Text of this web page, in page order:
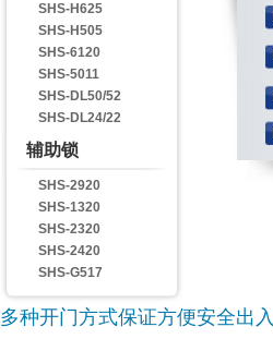
SHS-H625
SHS-H505
SHS-6120
SHS-5011
SHS-DL50/52
SHS-DL24/22
辅助锁
SHS-2920
SHS-1320
SHS-2320
SHS-2420
SHS-G517
多种开门方式保证方便安全出入